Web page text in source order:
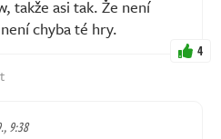
takže asi tak. Že není
chyba té hry.
4
9:38